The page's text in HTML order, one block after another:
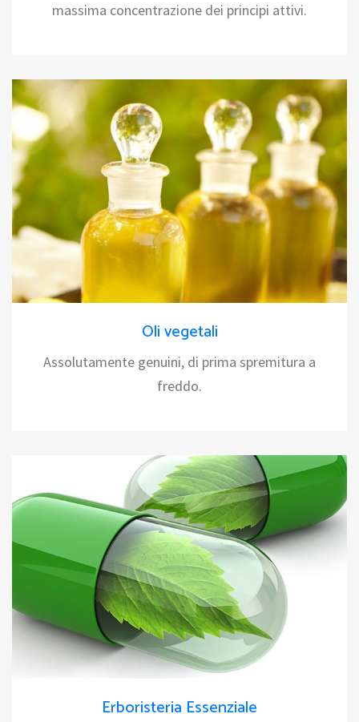
massima concentrazione dei principi attivi.
Oli vegetali
Assolutamente genuini, di prima spremitura a
freddo.
Erboristeria Essenziale